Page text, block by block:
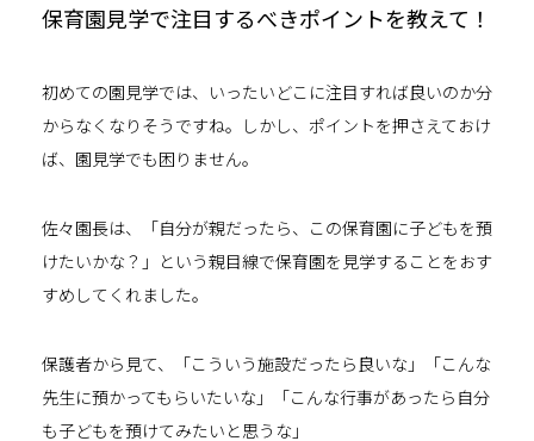
保育園見学で注目するべきポイントを教えて！
初めての園見学では、いったいどこに注目すれば良いのか分
からなくなりそうですね。しかし、ポイントを押さえておけ
ば、園見学でも困りません。
佐々園長は、「自分が親だったら、この保育園に子どもを預
けたいかな？」という親目線で保育園を見学することをおす
すめしてくれました。
保護者から見て、「こういう施設だったら良いな」「こんな
先生に預かってもらいたいな」「こんな行事があったら自分
も子どもを預けてみたいと思うな」